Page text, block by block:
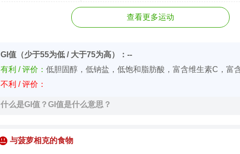
查看更多运动
GI值（少于55为低 / 大于75为高）：--
有利 / 评价： 低胆固醇，低钠盐，低饱和脂肪酸，富含维生素C，富
不利 / 评价：
什么是GI值？GI值是什么意思？
与菠萝相克的食物